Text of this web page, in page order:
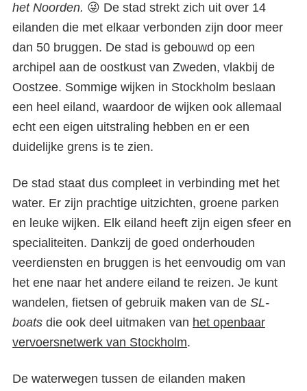
het Noorden. 😜 De stad strekt zich uit over 14
eilanden die met elkaar verbonden zijn door meer
dan 50 bruggen. De stad is gebouwd op een
archipel aan de oostkust van Zweden, vlakbij de
Oostzee. Sommige wijken in Stockholm beslaan
een heel eiland, waardoor de wijken ook allemaal
echt een eigen uitstraling hebben en er een
duidelijke grens is te zien.
De stad staat dus compleet in verbinding met het
water. Er zijn prachtige uitzichten, groene parken
en leuke wijken. Elk eiland heeft zijn eigen sfeer en
specialiteiten. Dankzij de goed onderhouden
veerdiensten en bruggen is het eenvoudig om van
het ene naar het andere eiland te reizen. Je kunt
wandelen, fietsen of gebruik maken van de SL-
boats die ook deel uitmaken van het openbaar
vervoersnetwerk van Stockholm.
De waterwegen tussen de eilanden maken